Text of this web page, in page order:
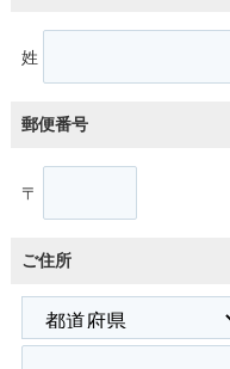
姓
郵便番号
〒
ご住所